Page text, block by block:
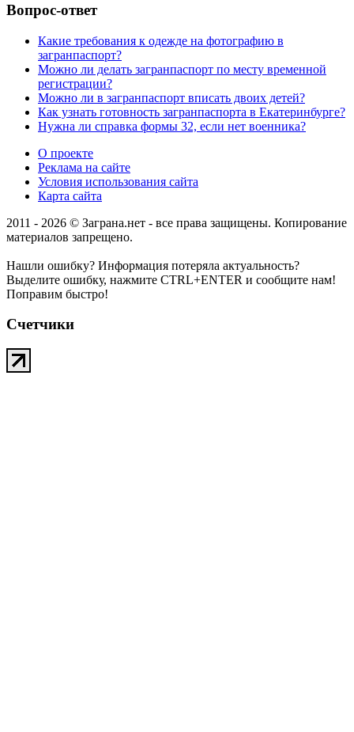
Вопрос-ответ
Какие требования к одежде на фотографию в
загранпаспорт?
Можно ли делать загранпаспорт по месту временной
регистрации?
Можно ли в загранпаспорт вписать двоих детей?
Как узнать готовность загранпаспорта в Екатеринбурге?
Нужна ли справка формы 32, если нет военника?
О проекте
Реклама на сайте
Условия использования сайта
Карта сайта
2011 - 2026 © Заграна.нет - все права защищены. Копирование
материалов запрещено.
Нашли ошибку? Информация потеряла актуальность?
Выделите ошибку, нажмите CTRL+ENTER и сообщите нам!
Поправим быстро!
Счетчики